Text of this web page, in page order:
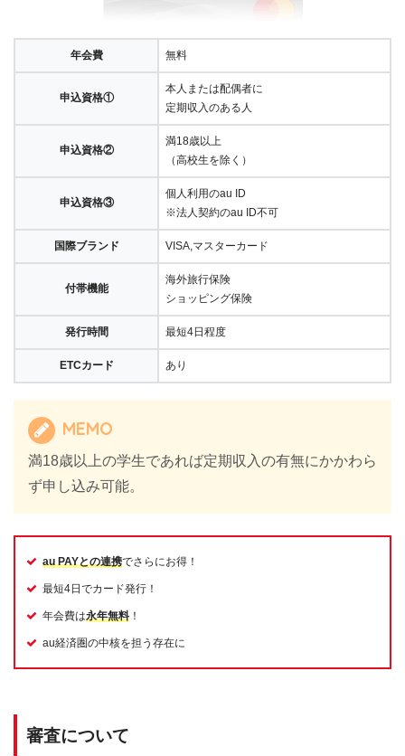
年会費 無料
申込資格①
本人または配偶者に
定期収入のある人
申込資格②
満18歳以上
（高校生を除く）
申込資格③
個人利用のau ID
※法人契約のau ID不可
国際ブランド VISA,マスターカード
付帯機能
海外旅行保険
ショッピング保険
発行時間 最短4日程度
ETCカード あり
MEMO
満18歳以上の学生であれば定期収入の有無にかかわら
ず申し込み可能。
au PAYとの連携でさらにお得！
最短4日でカード発行！
年会費は永年無料 ！
au経済圏の中核を担う存在に
審査について